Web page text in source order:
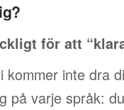
för att
kommer inte dra
varje språk: du